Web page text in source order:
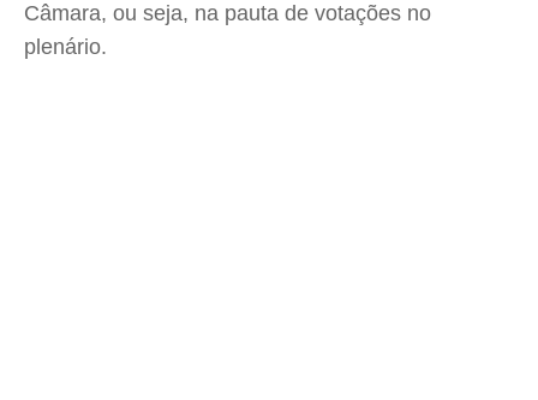
Câmara, ou seja, na pauta de votações no
plenário.